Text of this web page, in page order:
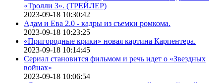
«Тролли 3». (ТРЕЙЛЕР)
2023-09-18 10:30:42
Адам и Ева 2.0 - кадры из съемки ромкома.
2023-09-18 10:23:25
«Пригородные крики» новая картина Карпентера.
2023-09-18 10:14:45
Сериал становится фильмом и речь идет о «Звездных
войнах»
2023-09-18 10:06:54